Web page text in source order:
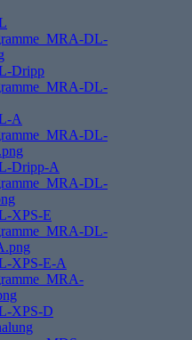
Dripp
A
Dripp-A
XPS-E
XPS-E-A
XPS-D